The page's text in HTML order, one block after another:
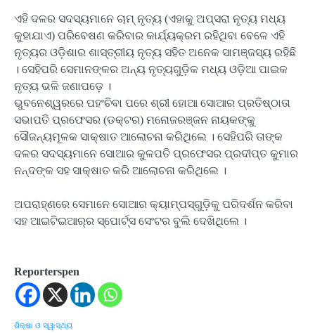
ଏହି ଦଳର ସଦସ୍ୟମାନେ ଚାମ୍ ନୃତ୍ୟ (ଏହାକୁ ଅପ୍‌ସରା ନୃତ୍ୟ ମଧ୍ୟ
କୁହାଯାଏ) ପରିବେଷଣ କରିବାର କାର୍ଯ୍ୟକ୍ରମ ରହିଥିବା ବେଳେ ଏହି
ନୃତ୍ୟର ଓଡ଼ିଶାର ଶାସ୍ତ୍ରୀୟ ନୃତ୍ୟ ସହିତ ଅନେକ ସାମଞ୍ଜସ୍ୟ ରହିଛି
। ସେହିପରି ସେମାନଙ୍କର ଅନ୍ୟ ନୃତ୍ୟଗୁଡ଼ିକ ମଧ୍ୟ ଓଡ଼ିଆ ପାଇକ
ନୃତ୍ୟ ଭଳି ଜଣାପଡ଼େ ।
ଭୁବନେଶ୍ୱରରେ ପହଂଚିବା ପରେ ଶ୍ରୀ ହୋଆ ସୋଆର ପ୍ରତିଷ୍ଠାତା
ସଭାପତି ପ୍ରଫେସର (ଡକ୍ଟର) ମନୋଜରଞ୍ଜନ ନାୟକଙ୍କୁ
ସୌଜନ୍ୟମୂଳକ ସାକ୍ଷାତ ଆଲୋଚନା କରିଥିଲେ । ସେହିପରି ତାଙ୍କ
ଦଳର ସଦସ୍ୟମାନେ ସୋଆର କୁଳପତି ପ୍ରଫେସର ପ୍ରଦୀପ୍ତ କୁମାର
ନନ୍ଦଙ୍କ ସହ ସାକ୍ଷାତ କରି ଆଲୋଚନା କରିଥିଲେ ।
ଅପରାହ୍ଣରେ ସେମାନେ ସୋଆର କ୍ୟାମ୍ପସ୍‌ଗୁଡ଼ିକୁ ପରିଦର୍ଶନ କରିବା
ସହ ଆଇଟିଇଆର୍‌ର ସ୍ପୋର୍ଟ୍ସ ସେଂଟର ବୁଲି ଦେଖିଥିଲେ ।
Reporterspen
ଶିକ୍ଷା ଓ ସ୍ୱାସ୍ଥ୍ୟ